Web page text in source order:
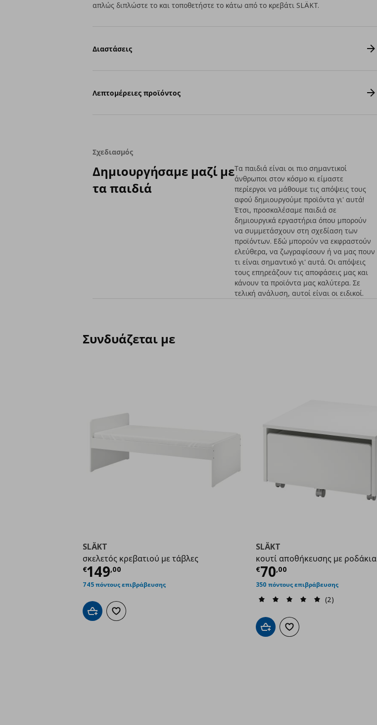
απλώς διπλώστε το και τοποθετήστε το κάτω από το κρεβάτι SLÄKT.
Διαστάσεις
Λεπτομέρειες προϊόντος
Σχεδιασμός
Δημιουργήσαμε μαζί με
τα παιδιά
Τα παιδιά είναι οι πιο σημαντικοί
άνθρωποι στον κόσμο κι είμαστε
περίεργοι να μάθουμε τις απόψεις τους
αφού δημιουργούμε προϊόντα γι' αυτά!
Έτσι, προσκαλέσαμε παιδιά σε
δημιουργικά εργαστήρια όπου μπορούν
να συμμετάσχουν στη σχεδίαση των
προϊόντων. Εδώ μπορούν να εκφραστούν
ελεύθερα, να ζωγραφίσουν ή να μας πουν
τι είναι σημαντικό γι' αυτά. Οι απόψεις
τους επηρεάζουν τις αποφάσεις μας και
κάνουν τα προϊόντα μας καλύτερα. Σε
τελική ανάλυση, αυτοί είναι οι ειδικοί.
Συνδυάζεται με
SLÄKT
σκελετός κρεβατιού με τάβλες
€149,00
Τρέχουσα τιμή
745 πόντους επιβράβευσης
Προσθήκη στο καλάθι
Προσθήκη στα αγαπημένα
SLÄKT
κουτί αποθήκευσης με ροδάκια
€70,00
Τρέχουσα τιμή
350 πόντους επιβράβευσης
(2)
Προσθήκη στο καλάθι
Προσθήκη στα αγαπημένα